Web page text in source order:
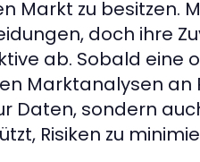
Markt zu besitzen.
doch ihre
ab. Sobald eine
Marktanalysen an
Daten, sondern
Risiken zu